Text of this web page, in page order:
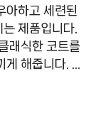
아하고 세련된
제품입니다.
래식한 코트를
해줍니다. …